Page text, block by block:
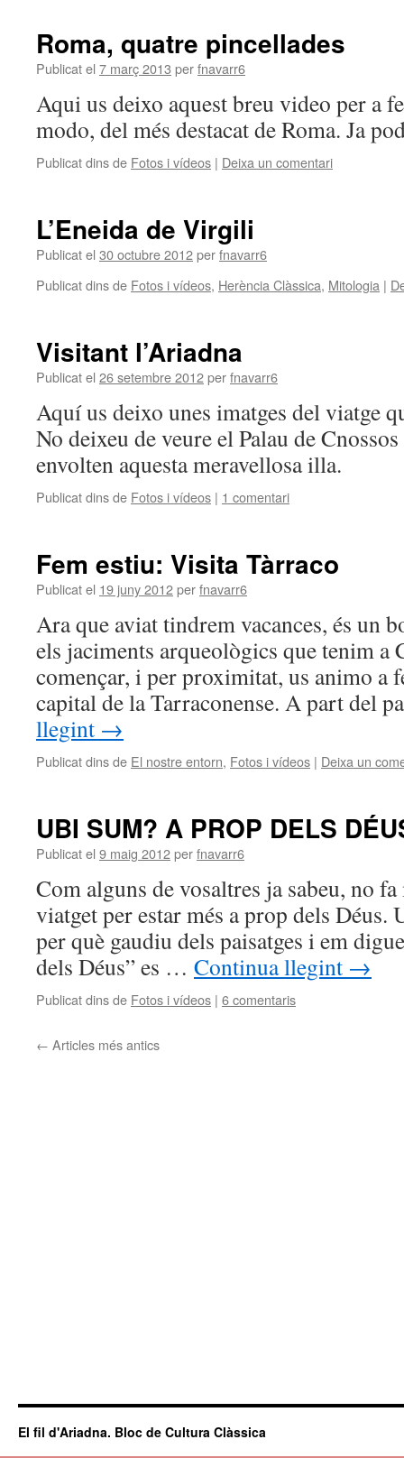
Roma, quatre pincellades
Publicat el 7 març 2013 perfnavarr6
Aqui us deixo aquest breu video per a
modo, del més destacat de Roma. Ja
Publicat dins de Fotos i vídeos | Deixa un comentari
L’Eneida de Virgili
Publicat el 30 octubre 2012perfnavarr6
Publicat dins de Fotos i vídeos, Herència Clàssica, Mitologia |
Visitant l’Ariadna
Publicat el 26 setembre 2012perfnavarr6
Aquí us deixo unes imatges del viatge
No deixeu de veure el Palau de
envolten aquesta meravellosa illa.
Publicat dins de Fotos i vídeos | 1 comentari
Fem estiu: Visita Tàrraco
Publicat el 19 juny 2012perfnavarr6
Ara que aviat tindrem vacances, és un
els jaciments arqueològics que tenim a
començar, i per proximitat, us animo a
capital de la Tarraconense. A part del
llegint →
Publicat dins de El nostre entorn, Fotos i vídeos | Deixa un
UBI SUM? A PROP DELS
Publicat el 9 maig 2012perfnavarr6
Com alguns de vosaltres ja sabeu, no
viatget per estar més a prop dels Déus.
per què gaudiu dels paisatges i em
dels Déus” es … Continua llegint →
Publicat dins de Fotos i vídeos | 6 comentaris
← Articles més antics
El fil d'Ariadna. Bloc de Cultura Clàssica